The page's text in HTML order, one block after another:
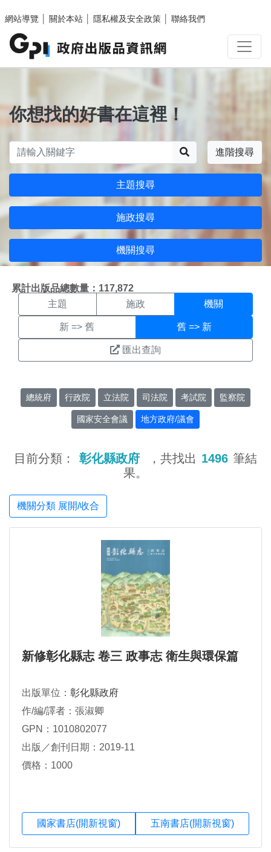
網站導覽
關於本站 隱私權及安全政策 聯絡我們
你想找的好書在這裡！
進階搜尋
主題搜尋
施政搜尋
機關搜尋
累計出版品總數量：117,872
機關搜尋結果頁面
主題 施政 機關
新 => 舊 舊 => 新
匯出查詢
總統府 行政院 立法院 司法院 考試院 監察院
國家安全會議 地方政府/議會
目前分類： 彰化縣政府 ，共找出 1496 筆結
果。
機關分類 展開/收合
新修彰化縣志 卷三 政事志 衛生與環保篇
出版單位： 彰化縣政府
作/編/譯者：張淑卿
GPN：1010802077
出版／創刊日期：2019-11
價格：1000
國家書店(開新視窗) 五南書店(開新視窗)